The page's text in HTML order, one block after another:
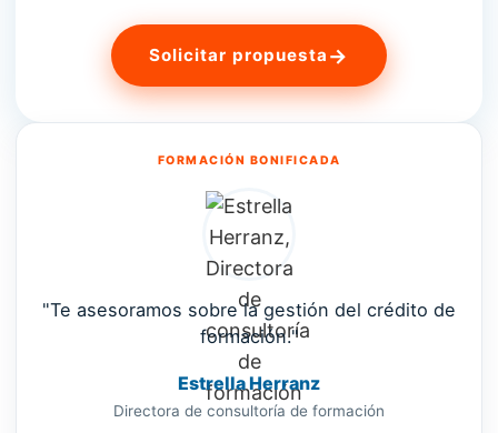
Solicitar propuesta →
FORMACIÓN BONIFICADA
"Te asesoramos sobre la gestión del crédito de
formación."
Estrella Herranz
Directora de consultoría de formación